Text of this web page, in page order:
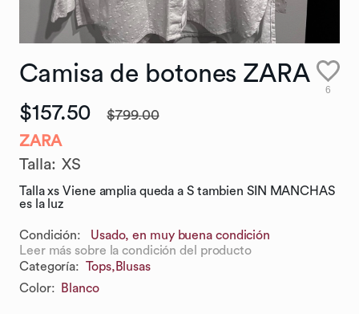
Camisa de botones ZARA
6
$157.50 $799.00
ZARA
Talla: XS
Talla xs Viene amplia queda a S tambien SIN MANCHAS
es la luz
Condición:
Usado, en muy buena condición
Leer más sobre la condición del producto
Categoría: Tops, Blusas
Color: Blanco